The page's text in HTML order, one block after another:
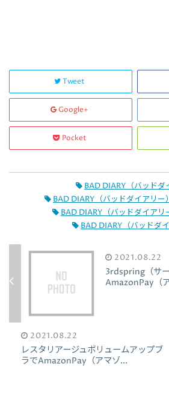
Tweet
Google+
Pocket
BAD DIARY（バッド
BAD DIARY（バッドダイアリ
BAD DIARY（バッドダイア
BAD DIARY（バッドダ
2021.08.22
3rdspring（サ
AmazonPay（
2021.08.22
レスタリアージュボリュームアップブ
ラでAmazonPay（アマゾ...